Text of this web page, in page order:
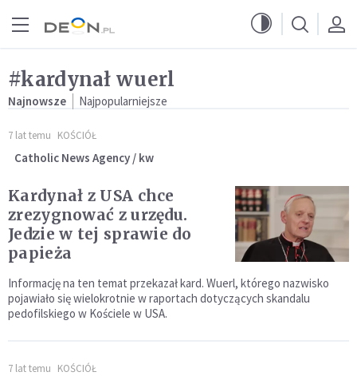
#kardynał wuerl
Najnowsze Najpopularniejsze
7 lat temu KOŚCIÓŁ
Catholic News Agency / kw
Kardynał z USA chce
zrezygnować z urzędu.
Jedzie w tej sprawie do
papieża
Informację na ten temat przekazał kard. Wuerl, którego nazwisko
pojawiało się wielokrotnie w raportach dotyczących skandalu
pedofilskiego w Kościele w USA.
7 lat temu KOŚCIÓŁ